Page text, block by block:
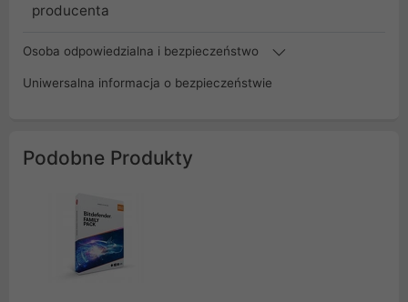
producenta
Osoba odpowiedzialna i bezpieczeństwo
Uniwersalna informacja o bezpieczeństwie
Podobne Produkty